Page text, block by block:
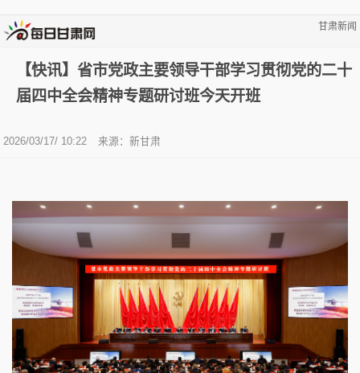
甘肃新闻
【快讯】省市党政主要领导干部学习贯彻党的二十
届四中全会精神专题研讨班今天开班
2026/03/17/ 10:22 来源：新甘肃